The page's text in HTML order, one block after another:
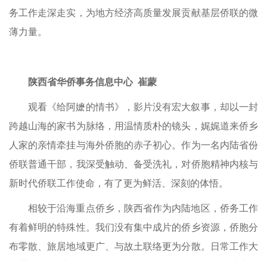
务工作走深走实，为地方经济高质量发展贡献基层侨联的微
薄力量。
陕西省华侨事务信息中心 崔蒙
观看《给阿嬷的情书》，影片没有宏大叙事，却以一封
跨越山海的家书为脉络，用温情质朴的镜头，娓娓道来侨乡
人家的亲情牵挂与海外侨胞的赤子初心。作为一名内陆省份
侨联普通干部，我深受触动、备受洗礼，对侨胞精神内核与
新时代侨联工作使命，有了更为鲜活、深刻的体悟。
相较于沿海重点侨乡，陕西省作为内陆地区，侨务工作
有着鲜明的特殊性。我们没有集中成片的侨乡资源，侨胞分
布零散、旅居地域更广、与故土联络更为分散。日常工作大